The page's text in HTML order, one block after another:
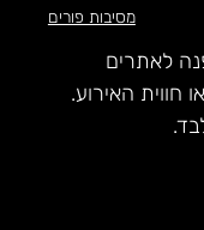
מסיבות פורים
לאתרים
חווית האירוע.